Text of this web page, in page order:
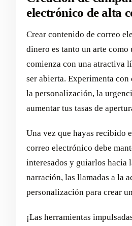
electrónico de alta
Crear contenido de correo
dinero es tanto un arte como
comienza con una atractiva
ser abierta. Experimenta
la personalización, la
aumentar tus tasas de
Una vez que hayas recibido
correo electrónico debe
interesados y guiarlos hacia
narración, las llamadas a la
personalización para crear
¡Las herramientas